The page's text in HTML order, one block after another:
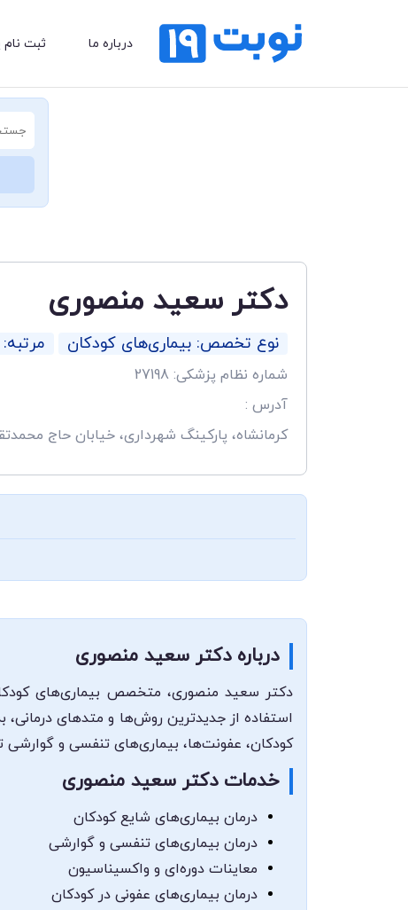
درباره ما ثبت
دکتر سعید منصوری
نوع تخصص: بیماری‌های کودکان
شماره نظام پزشکی: 27198
آدرس :
کرمانشاه، پارکینگ شهرداری، خیابان حاج
درباره دکتر سعید منصوری
دکتر سعید منصوری، متخصص بیماری‌های
استفاده از جدیدترین روش‌ها و متدهای
کودکان، عفونت‌ها، بیماری‌های تنفسی و
خدمات دکتر سعید منصوری
درمان بیماری‌های شایع کودکان
درمان بیماری‌های تنفسی و گوارشی
معاینات دوره‌ای و واکسیناسیون
درمان بیماری‌های عفونی در کودکان